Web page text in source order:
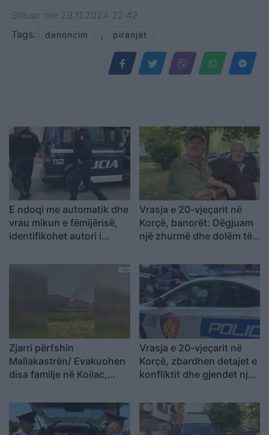
Shtuar më 29.11.2024 22:42
Tags:
denoncim , piranjat
E ndoqi me automatik dhe
vrau mikun e fëmijërisë,
identifikohet autori i
kërkim
Vrasja e 20-vjeçarit në
Korçë, banorët: Dëgjuam
një zhurmë dhe dolëm të
ndodhur
Zjarri përfshin
Mallakastrën/ Evakuohen
disa familje në Koilac,
banesave
Vrasja e 20-vjeçarit në
Korçë, zbardhen detajet e
konfliktit dhe gjendet një